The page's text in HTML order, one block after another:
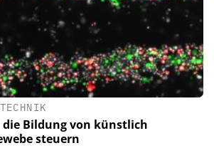
Bildung von künstlich
steuern